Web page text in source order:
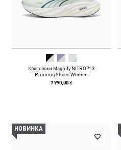
Кроссовки Magnify NITRO™ 3
Running Shoes Women
7 990,00 ₴
НОВИНКА